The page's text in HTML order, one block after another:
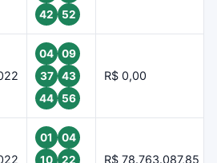
42
52
04
09
37
43
44
56
R$ 0,00
01
04
10
22
R$ 78.763.087,85